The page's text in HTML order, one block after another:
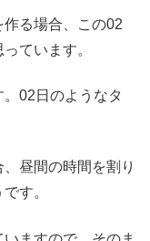
る場合、この02
ています。
02日のようなタ
昼間の時間を割り
す。